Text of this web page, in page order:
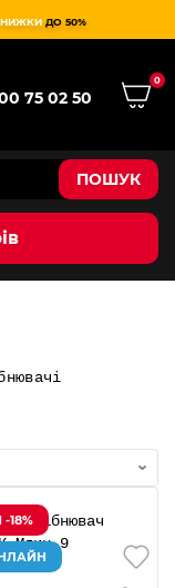
ДО 50%
75 02 50
0
ПОШУК
18%